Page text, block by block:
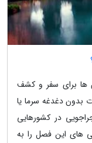
ها برای سفر و کشف
بدون دغدغه سرما یا
در کشورهایی
های این فصل را به